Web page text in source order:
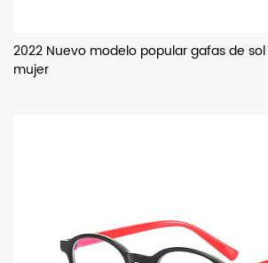
2022 Nuevo modelo popular gafas de
mujer